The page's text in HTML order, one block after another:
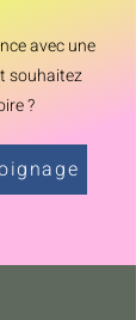
avec une
souhaitez
?